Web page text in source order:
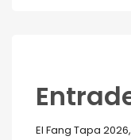
El Fang Tapa